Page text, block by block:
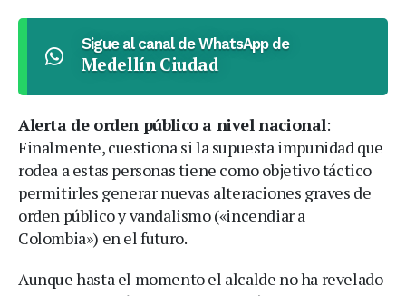
Sigue al canal de WhatsApp de
Medellín Ciudad
Alerta de orden público a nivel nacional:
Finalmente, cuestiona si la supuesta impunidad que
rodea a estas personas tiene como objetivo táctico
permitirles generar nuevas alteraciones graves de
orden público y vandalismo («incendiar a
Colombia») en el futuro.
Aunque hasta el momento el alcalde no ha revelado